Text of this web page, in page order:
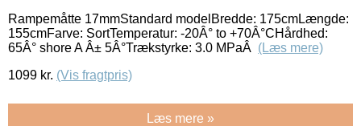
Rampemåtte 17mmStandard modelBredde: 175cmLængde:
155cmFarve: SortTemperatur: -20Â° to +70Â°CHårdhed:
65Â° shore A Â± 5Â°Trækstyrke: 3.0 MPaÂ (Læs mere)
1099 kr. (Vis fragtpris)
Læs mere »